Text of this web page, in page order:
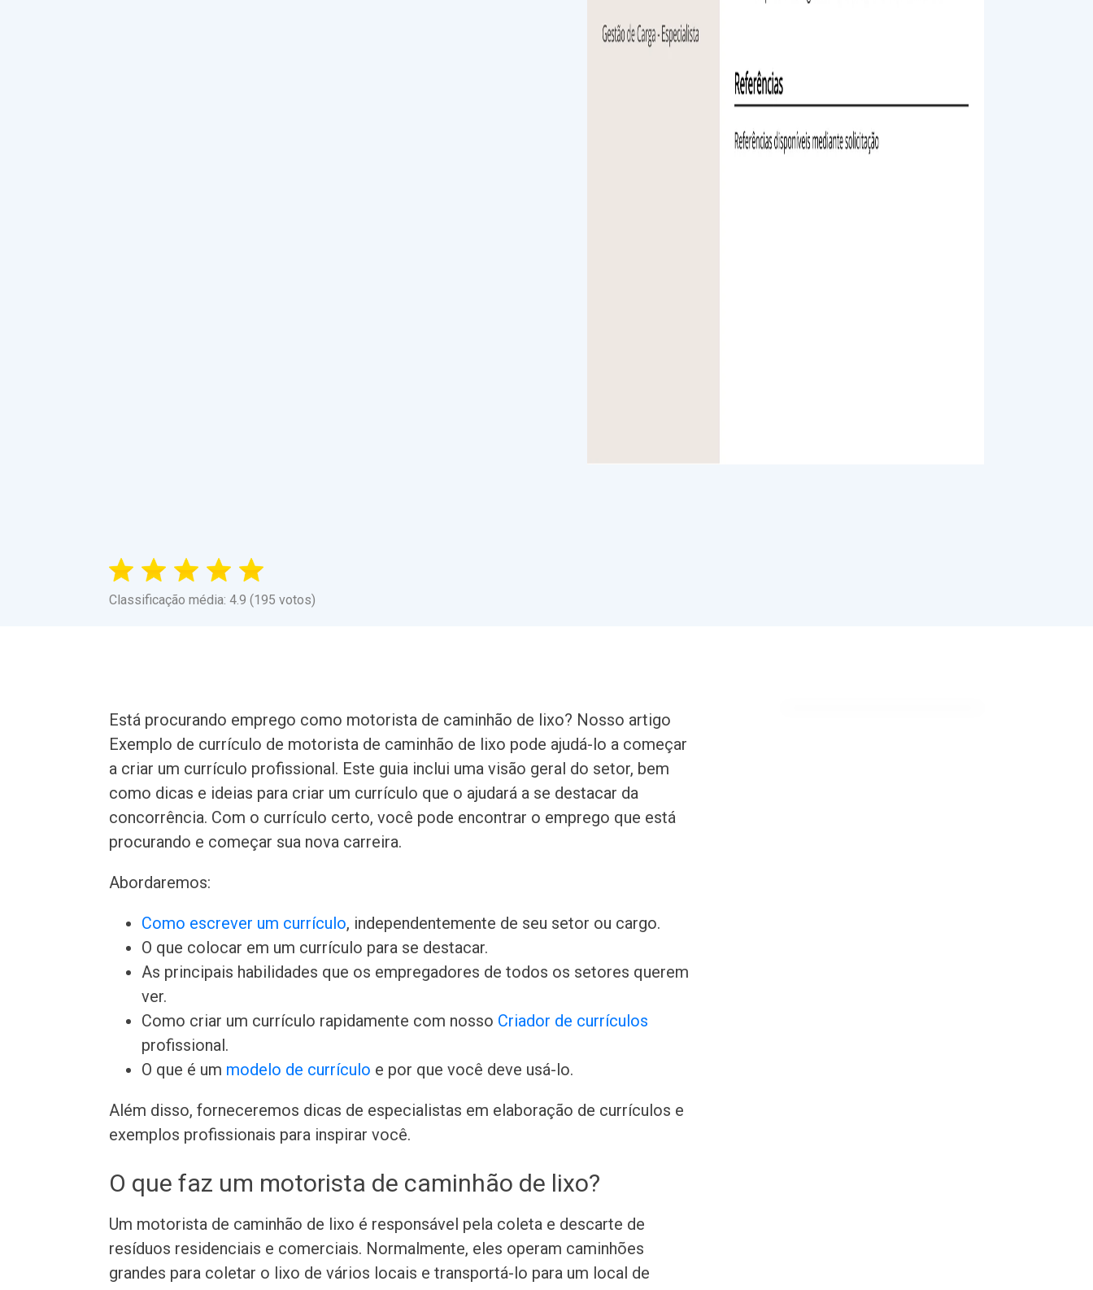
Classificação média: 4.9 (195 votos)
Está procurando emprego como motorista de caminhão de lixo? Nosso artigo
Exemplo de currículo de motorista de caminhão de lixo pode ajudá-lo a começar
a criar um currículo profissional. Este guia inclui uma visão geral do setor, bem
como dicas e ideias para criar um currículo que o ajudará a se destacar da
concorrência. Com o currículo certo, você pode encontrar o emprego que está
procurando e começar sua nova carreira.
Abordaremos:
Como escrever um currículo, independentemente de seu setor ou cargo.
O que colocar em um currículo para se destacar.
As principais habilidades que os empregadores de todos os setores querem
ver.
Como criar um currículo rapidamente com nosso Criador de currículos
profissional.
O que é um modelo de currículo e por que você deve usá-lo.
Além disso, forneceremos dicas de especialistas em elaboração de currículos e
exemplos profissionais para inspirar você.
O que faz um motorista de caminhão de lixo?
Um motorista de caminhão de lixo é responsável pela coleta e descarte de
resíduos residenciais e comerciais. Normalmente, eles operam caminhões
grandes para coletar o lixo de vários locais e transportá-lo para um local de